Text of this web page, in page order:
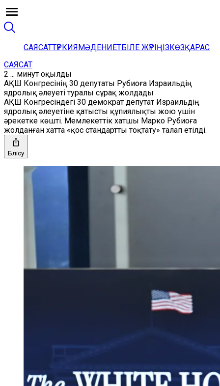
САЯСАТТҮРКИЯМӘДЕНИЕТБІЛЕ ЖҮРІҢІЗКӨЗҚАРАС
САЯСАТ
2 ... минут оқылды
АҚШ Конгресінің 30 депутаты Рубиоға Израильдің
ядролық әлеуеті туралы сұрақ жолдады
АҚШ Конгресіндегі 30 демократ депутат Израильдің
ядролық әлеуетіне қатысты құпиялықты жою үшін
әрекетке көшті. Мемлекеттік хатшы Марко Рубиоға
жолданған хатта «қос стандартты тоқтату» талап етілді.
Бөлісу